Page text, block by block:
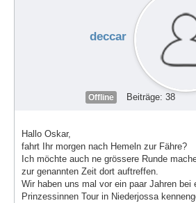
deccar
Offline Beiträge: 38
Hallo Oskar,
fahrt Ihr morgen nach Hemeln zur Fähre?
Ich möchte auch ne grössere Runde
zur genannten Zeit dort auftreffen.
Wir haben uns mal vor ein paar Jahren bei
Prinzessinnen Tour in Niederjossa